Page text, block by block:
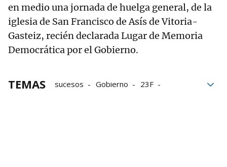
en medio una jornada de huelga general, de la
iglesia de San Francisco de Asís de Vitoria-
Gasteiz, recién declarada Lugar de Memoria
Democrática por el Gobierno.
TEMAS sucesos Gobierno
23F